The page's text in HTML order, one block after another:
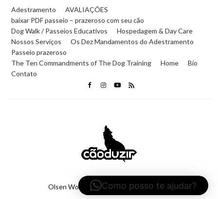
Adestramento
AVALIAÇÕES
baixar PDF passeio – prazeroso com seu cão
Dog Walk / Passeios Educativos
Hospedagem & Day Care
Nossos Serviços
Os Dez Mandamentos do Adestramento
Passeio prazeroso
The Ten Commandments of The Dog Training
Home
Bio
Contato
Olsen WordPress Theme byCSSIgniter
Como posso te ajudar?